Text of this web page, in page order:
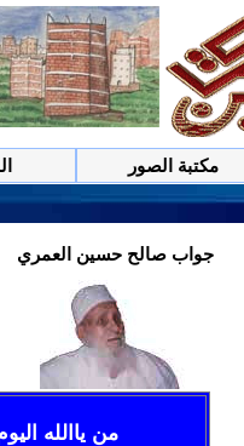
مكتبة الصور
جواب صالح حسين العمري
من ياالله